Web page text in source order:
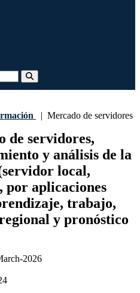
| Mercado de servidores
de servidores,
y análisis de la
local,
por aplicaciones
trabajo,
y pronóstico
2026